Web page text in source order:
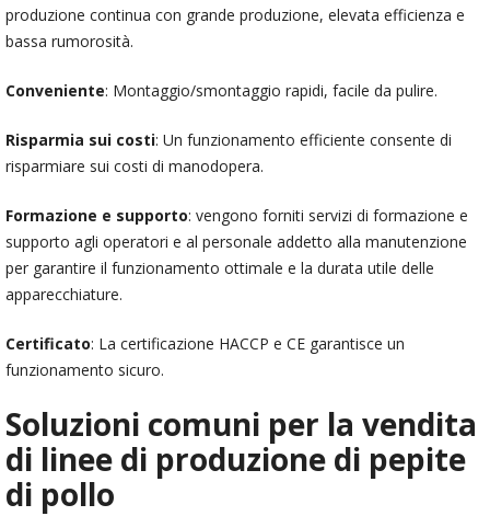
produzione continua con grande produzione, elevata efficienza e
bassa rumorosità.
Conveniente: Montaggio/smontaggio rapidi, facile da pulire.
Risparmia sui costi: Un funzionamento efficiente consente di
risparmiare sui costi di manodopera.
Formazione e supporto: vengono forniti servizi di formazione e
supporto agli operatori e al personale addetto alla manutenzione
per garantire il funzionamento ottimale e la durata utile delle
apparecchiature.
Certificato: La certificazione HACCP e CE garantisce un
funzionamento sicuro.
Soluzioni comuni per la vendita
di linee di produzione di pepite
di pollo